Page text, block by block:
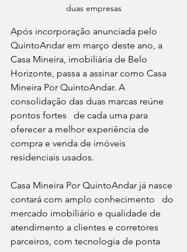
duas empresas
Após incorporação anunciada pelo
QuintoAndar em março deste ano, a
Casa Mineira, imobiliária de Belo
Horizonte, passa a assinar como Casa
Mineira Por QuintoAndar. A
consolidação das duas marcas reúne
pontos fortes   de cada uma para
oferecer a melhor experiência de
compra e venda de imóveis
residenciais usados.
Casa Mineira Por QuintoAndar já nasce
contará com amplo conhecimento   do
mercado imobiliário e qualidade de
atendimento a clientes e corretores
parceiros, com tecnologia de ponta